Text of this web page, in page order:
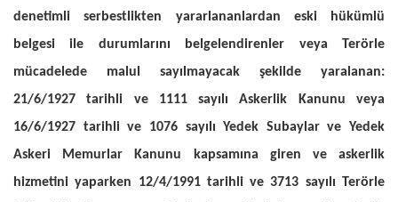
denetimli serbestlikten yararlananlardan eski hükümlü
belgesi ile durumlarını belgelendirenler veya Terörle
mücadelede malul sayılmayacak şekilde yaralanan:
21/6/1927 tarihli ve 1111 sayılı Askerlik Kanunu veya
16/6/1927 tarihli ve 1076 sayılı Yedek Subaylar ve Yedek
Askeri Memurlar Kanunu kapsamına giren ve askerlik
hizmetini yaparken 12/4/1991 tarihli ve 3713 sayılı Terörle